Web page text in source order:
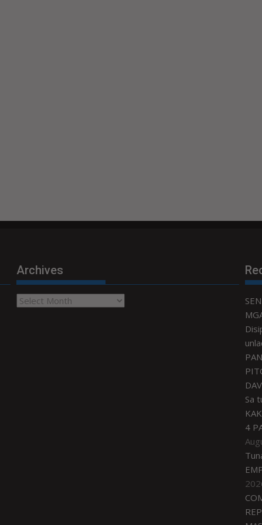
Archives
Archives
Sa
4